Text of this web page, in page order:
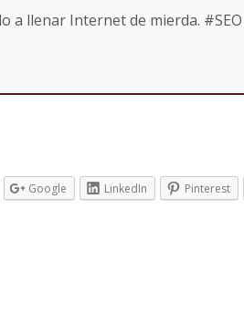
a llenar Internet de mierda.
Google LinkedIn Pinterest